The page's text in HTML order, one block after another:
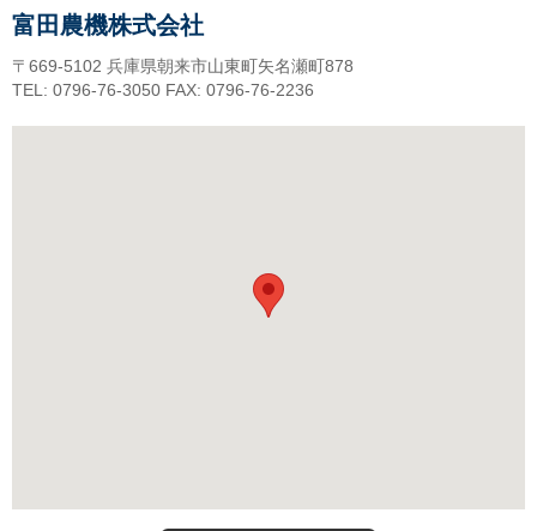
富田農機株式会社
〒669-5102 兵庫県朝来市山東町矢名瀬町878
TEL: 0796-76-3050 FAX: 0796-76-2236